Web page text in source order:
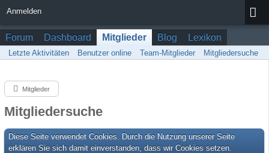
Anmelden
Forum Dashboard Mitglieder Blog Lexikon
Letzte Aktivitäten Benutzer online Team-Mitglieder Mitgliedersuche
Mitglieder
Mitgliedersuche
Diese Seite verwendet Cookies. Durch die Nutzung unserer Seite
erklären Sie sich damit einverstanden, dass wir Cookies setzen.